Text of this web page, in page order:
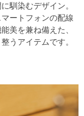
馴染むデザイン。
ートフォンの配線
美を兼ね備えた、
うアイテムです。